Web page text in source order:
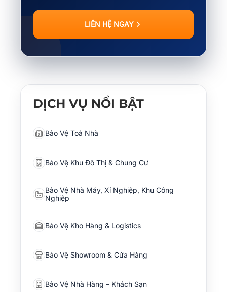
LIÊN HỆ NGAY
DỊCH VỤ NỔI BẬT
Bảo Vệ Toà Nhà
Bảo Vệ Khu Đô Thị & Chung Cư
Bảo Vệ Nhà Máy, Xí Nghiệp, Khu Công
Nghiệp
Bảo Vệ Kho Hàng & Logistics
Bảo Vệ Showroom & Cửa Hàng
Bảo Vệ Nhà Hàng – Khách Sạn